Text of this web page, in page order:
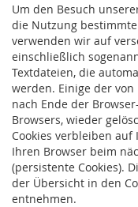
Um den Besuch
die Nutzung
verwenden wir auf
einschließlich
Textdateien, die
werden. Einige der
nach Ende der
Browsers, wieder
Cookies verbleiben
Ihren Browser beim
(persistente Cookies).
der Übersicht in den
entnehmen.